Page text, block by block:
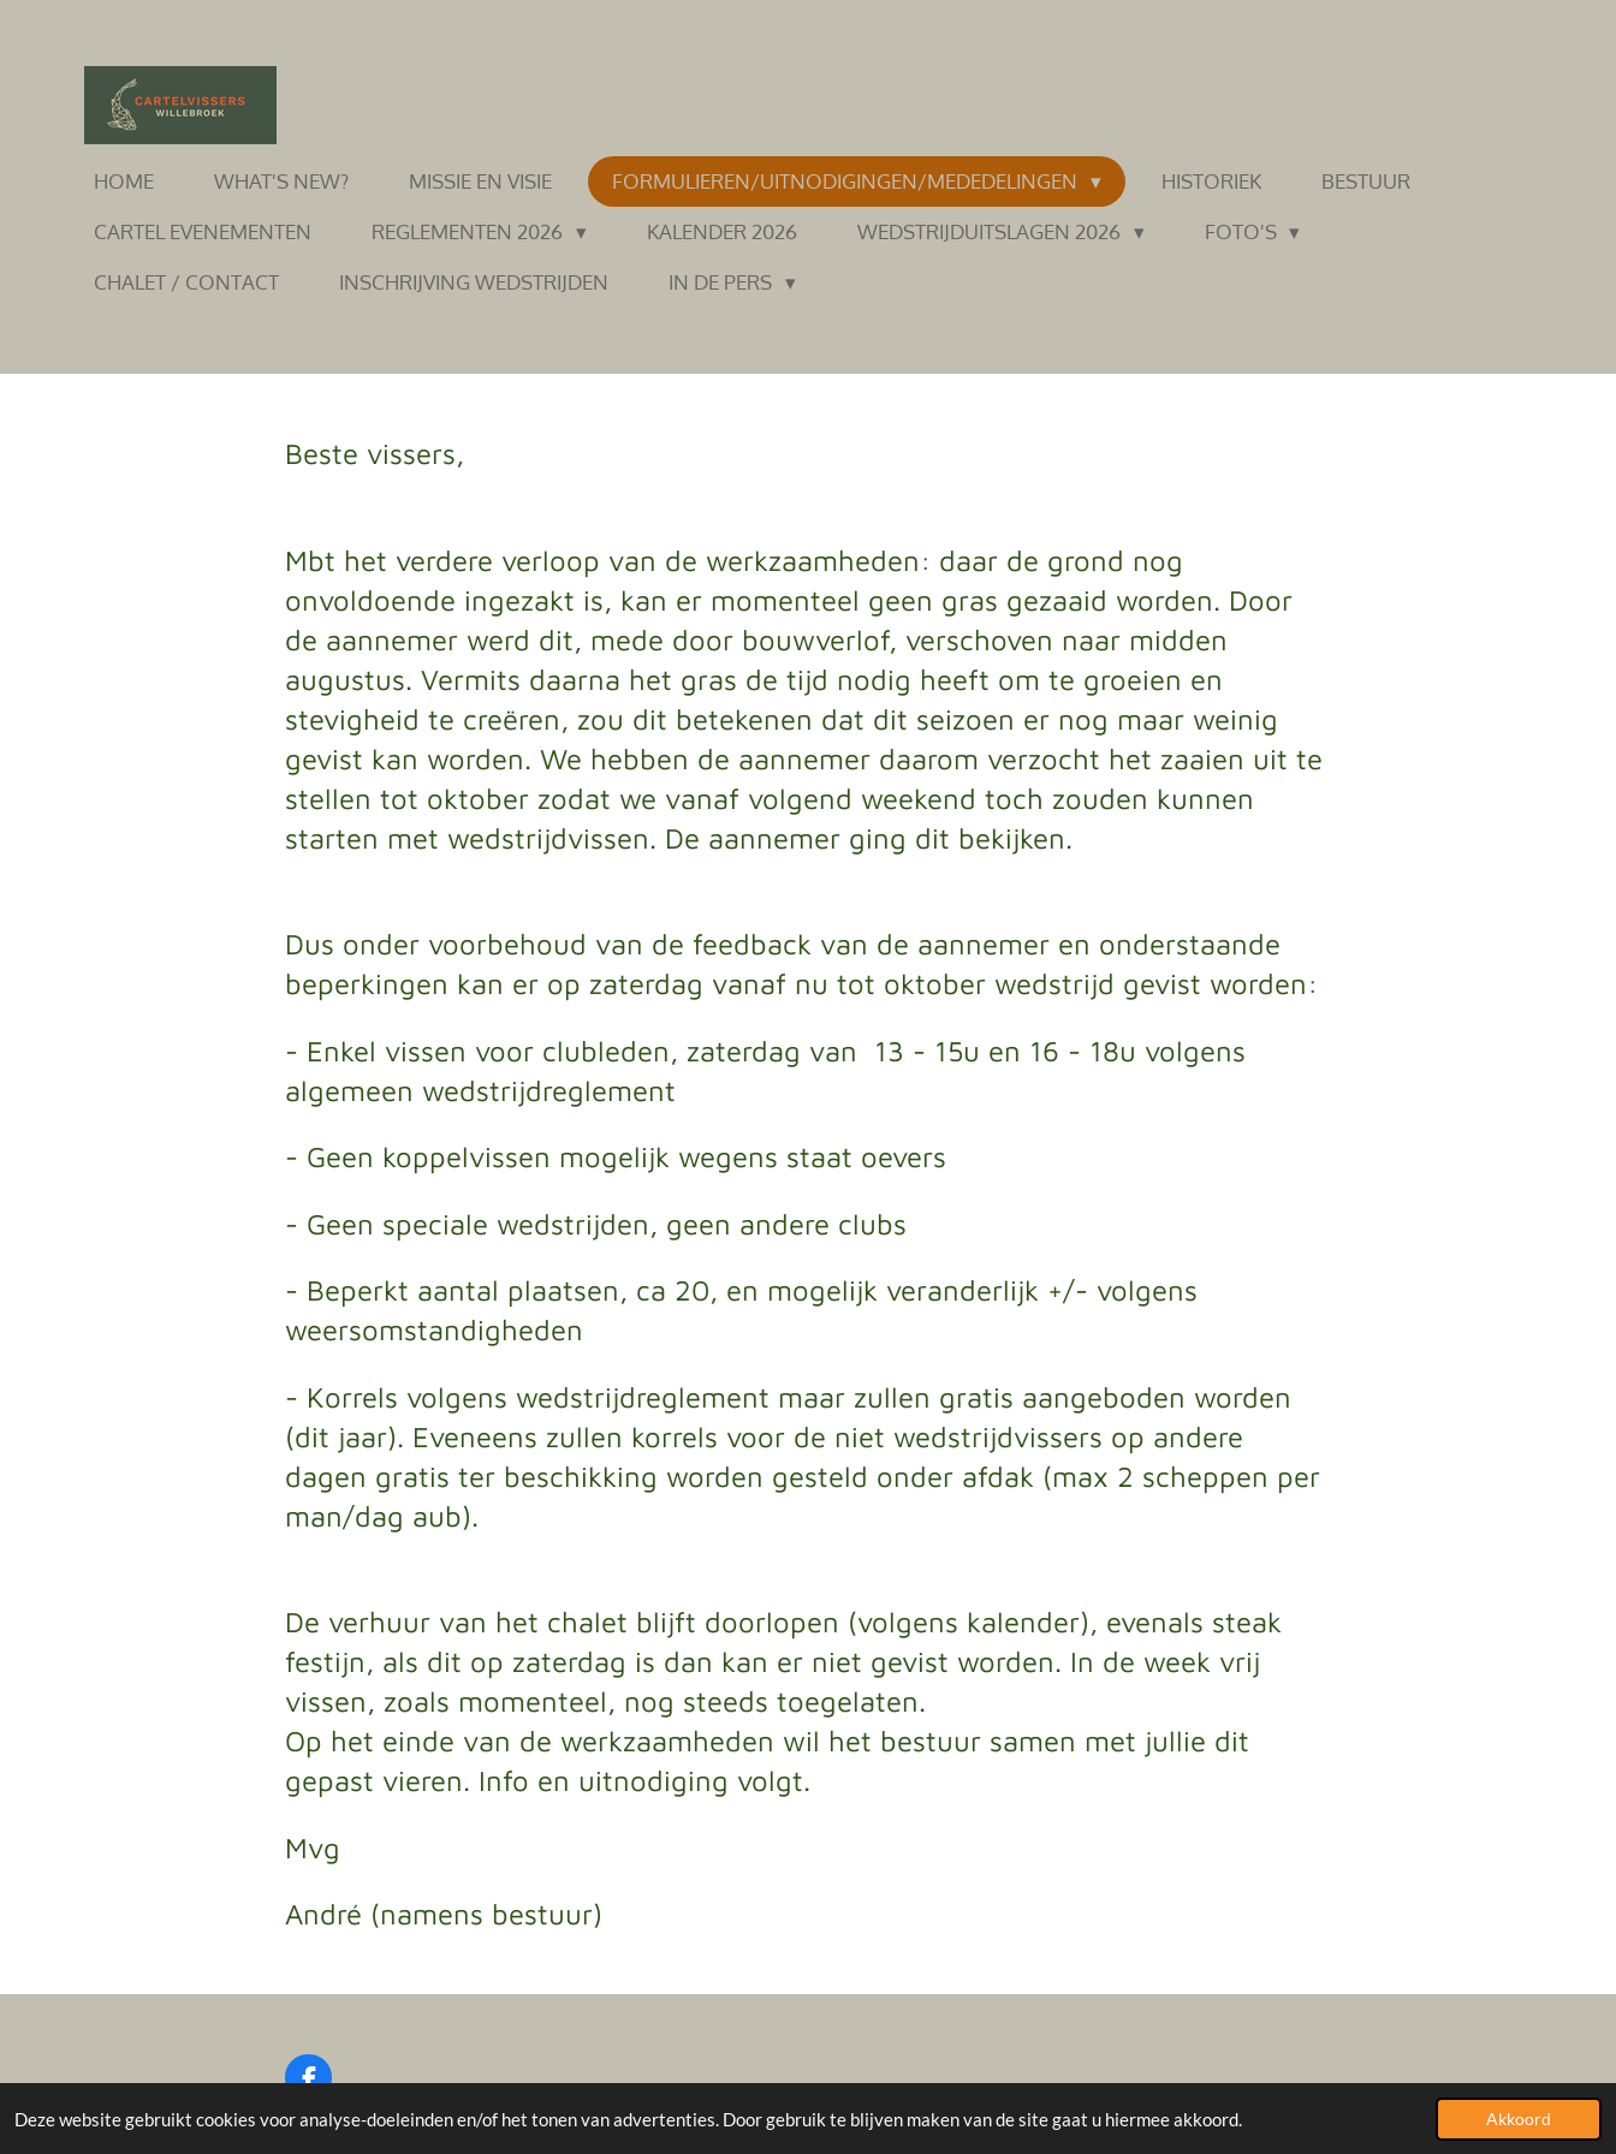
Deze website gebruikt cookies voor analyse-doeleinden en/of het tonen van advertenties. Door gebruik te blijven maken van de site gaat u hiermee akkoord. Akkoord
HOME WHAT'S NEW? MISSIE EN VISIE FORMULIEREN/UITNODIGINGEN/MEDEDELINGEN HISTORIEK
BESTUUR
CARTEL EVENEMENTEN
REGLEMENTEN 2026 KALENDER 2026 WEDSTRIJDUITSLAGEN 2026
FOTO'S
CHALET / CONTACT
INSCHRIJVING WEDSTRIJDEN IN DE PERS
Beste vissers,
Mbt het verdere verloop van de werkzaamheden: daar de grond nog
onvoldoende ingezakt is, kan er momenteel geen gras gezaaid worden. Door
de aannemer werd dit, mede door bouwverlof, verschoven naar midden
augustus. Vermits daarna het gras de tijd nodig heeft om te groeien en
stevigheid te creëren, zou dit betekenen dat dit seizoen er nog maar weinig
gevist kan worden. We hebben de aannemer daarom verzocht het zaaien uit te
stellen tot oktober zodat we vanaf volgend weekend toch zouden kunnen
starten met wedstrijdvissen. De aannemer ging dit bekijken.
Dus onder voorbehoud van de feedback van de aannemer en onderstaande
beperkingen kan er op zaterdag vanaf nu tot oktober wedstrijd gevist worden:
- Enkel vissen voor clubleden, zaterdag van 13 - 15u en 16 - 18u volgens
algemeen wedstrijdreglement
- Geen koppelvissen mogelijk wegens staat oevers
- Geen speciale wedstrijden, geen andere clubs
- Beperkt aantal plaatsen, ca 20, en mogelijk veranderlijk +/- volgens
weersomstandigheden
- Korrels volgens wedstrijdreglement maar zullen gratis aangeboden worden
(dit jaar). Eveneens zullen korrels voor de niet wedstrijdvissers op andere
dagen gratis ter beschikking worden gesteld onder afdak (max 2 scheppen per
man/dag aub).
De verhuur van het chalet blijft doorlopen (volgens kalender), evenals steak
festijn, als dit op zaterdag is dan kan er niet gevist worden. In de week vrij
vissen, zoals momenteel, nog steeds toegelaten.
Op het einde van de werkzaamheden wil het bestuur samen met jullie dit
gepast vieren. Info en uitnodiging volgt.
Mvg
André (namens bestuur)
F
c
© 2018 - 2026 Cartelvissers Powered by